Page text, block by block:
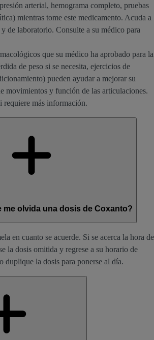
arterial, hemograma completo, pruebas
mientras tome este medicamento. Acuda a
y de laboratorio. Consulte a su médico para
que su médico ha aprobado para la
de peso si se necesita, ejercicios de
pueden ayudar a mejorar su
movimientos y función de las articulaciones.
requiere más información.
me olvida una dosis de Coxanto?
en cuanto se acuerde. Si se acerca la hora de
la dosis omitida y regrese a su horario de
duplique la dosis para ponerse al día.